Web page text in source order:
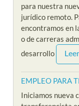
para nuestra
jurídico remoto.
encontramos en
o de carreras
desarrollo
EMPLEO PARA
Iniciamos nueva